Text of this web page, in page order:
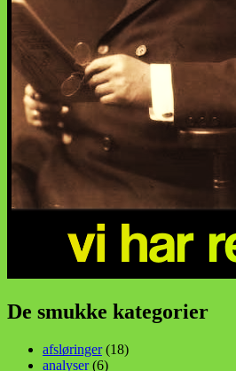
De smukke kategorier
afsløringer(18)
analyser(6)